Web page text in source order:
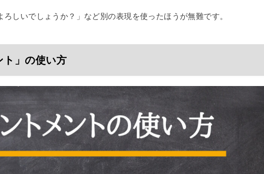
しいでしょうか？」など別の表現を使ったほうが無難です。
ト」の使い方